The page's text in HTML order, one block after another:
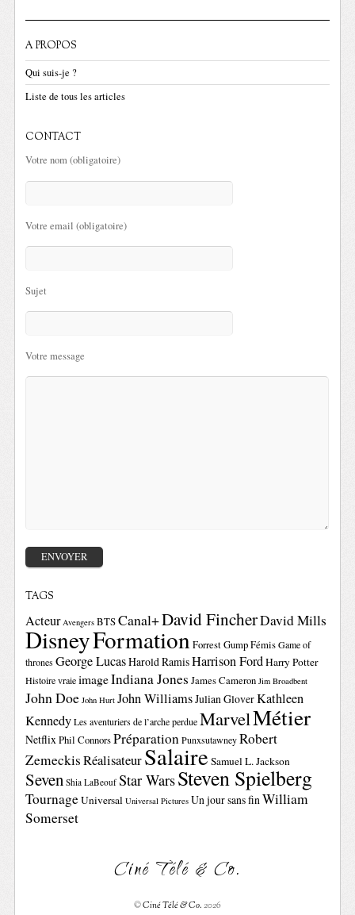
A PROPOS
Qui suis-je ?
Liste de tous les articles
CONTACT
Votre nom (obligatoire)
Votre email (obligatoire)
Sujet
Votre message
TAGS
Acteur Avengers BTSCanal+David FincherDavid Mills
DisneyFormationForrest GumpFémis Game of
thrones George LucasHarold RamisHarrison FordHarry Potter
Histoire vraie imageIndiana Jones James Cameron Jim Broadbent
John Doe John Hurt John WilliamsJulian GloverKathleen
Kennedy Les aventuriers de l’arche perdue MarvelMétier
NetflixPhil ConnorsPréparation Punxsutawney Robert
ZemeckisRéalisateurSalaire Samuel L. Jackson
Seven Shia LaBeouf Star WarsSteven Spielberg
TournageUniversal Universal Pictures Un jour sans finWilliam
Somerset
Ciné Télé & Co.
©Ciné Télé & Co.2026